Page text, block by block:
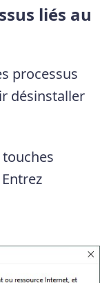
liés au
processus
désinstaller